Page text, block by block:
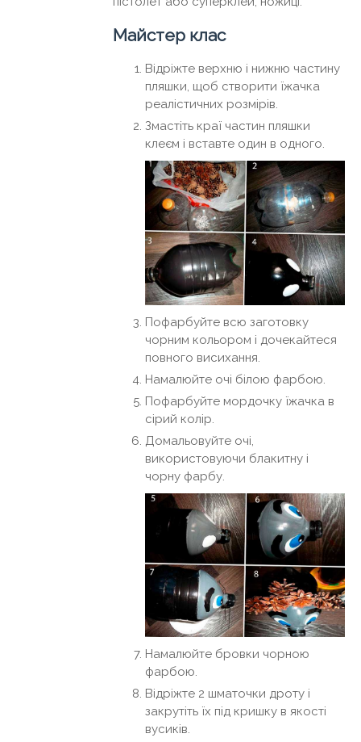
Майстер клас
Відріжте верхню і нижню частину
пляшки, щоб створити їжачка
реалістичних розмірів.
Змастіть краї частин пляшки
клеєм і вставте один в одного.
Пофарбуйте всю заготовку
чорним кольором і дочекайтеся
повного висихання.
Намалюйте очі білою фарбою.
Пофарбуйте мордочку їжачка в
сірий колір.
Домальовуйте очі,
використовуючи блакитну і
чорну фарбу.
Намалюйте бровки чорною
фарбою.
Відріжте 2 шматочки дроту і
закрутіть їх під кришку в якості
вусиків.